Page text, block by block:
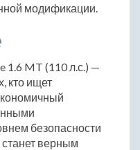
модификации.
1.6 MT (110 л.с.) —
кто ищет
безопасности
верным